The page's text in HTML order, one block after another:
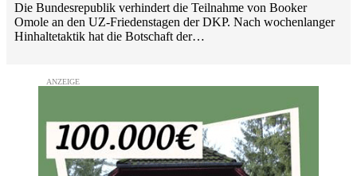
Die Bundesrepublik verhindert die Teilnahme von Booker
Omole an den UZ-Friedenstagen der DKP. Nach wochenlanger
Hinhaltetaktik hat die Botschaft der…